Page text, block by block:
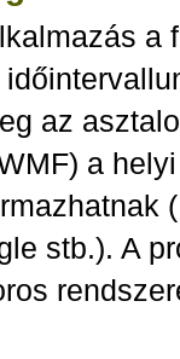
a
az
a
stb.). A